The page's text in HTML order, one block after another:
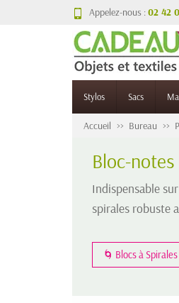
Appelez-nous :02 42
Stylos Sacs
Accueil Bureau
Bloc-
Indispensable
spirales robuste
🌀 Blocs à